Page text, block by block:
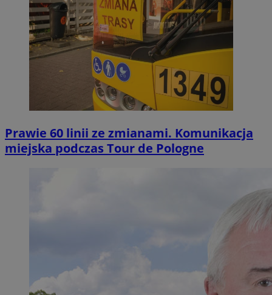
Prawie 60 linii ze zmianami. Komunikacja
miejska podczas Tour de Pologne